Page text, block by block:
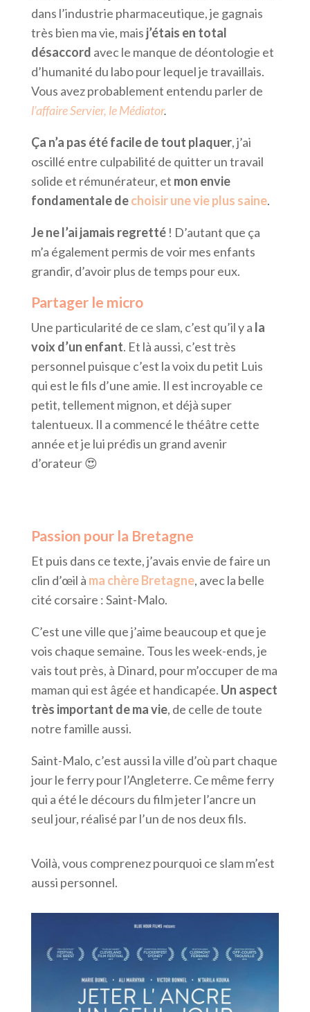
dans l’industrie pharmaceutique, je gagnais
très bien ma vie, mais j’étais en total
désaccord avec le manque de déontologie et
d’humanité du labo pour lequel je travaillais.
Vous avez probablement entendu parler de
l’affaire Servier, le Médiator.
Ça n’a pas été facile de tout plaquer, j’ai
oscillé entre culpabilité de quitter un travail
solide et rémunérateur, et mon envie
fondamentale dechoisir une vie plus saine.
Je ne l’ai jamais regretté ! D’autant que ça
m’a également permis de voir mes enfants
grandir, d’avoir plus de temps pour eux.
Partager le micro
Une particularité de ce slam, c’est qu’il y a la
voix d’un enfant. Et là aussi, c’est très
personnel puisque c’est la voix du petit Luis
qui est le fils d’une amie. Il est incroyable ce
petit, tellement mignon, et déjà super
talentueux. Il a commencé le théâtre cette
année et je lui prédis un grand avenir
d’orateur 😍
Passion pour la Bretagne
Et puis dans ce texte, j’avais envie de faire un
clin d’œil à ma chère Bretagne, avec la belle
cité corsaire : Saint-Malo.
C’est une ville que j’aime beaucoup et que je
vois chaque semaine. Tous les week-ends, je
vais tout près, à Dinard, pour m’occuper de ma
maman qui est âgée et handicapée. Un aspect
très important de ma vie, de celle de toute
notre famille aussi.
Saint-Malo, c’est aussi la ville d’où part chaque
jour le ferry pour l’Angleterre. Ce même ferry
qui a été le décours du film jeter l’ancre un
seul jour, réalisé par l’un de nos deux fils.
Voilà, vous comprenez pourquoi ce slam m’est
aussi personnel.